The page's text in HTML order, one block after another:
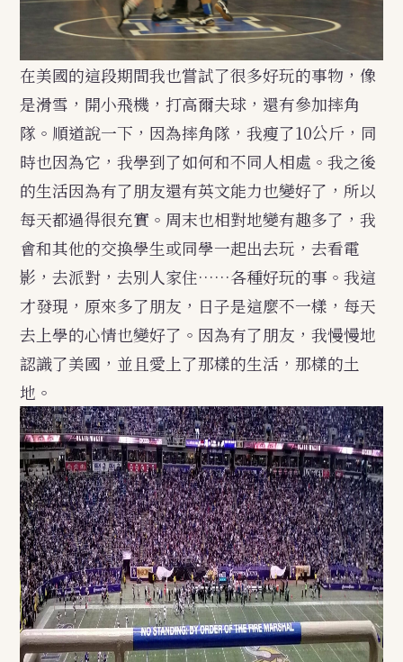
在美國的這段期間我也嘗試了很多好玩的事物，像
是滑雪，開小飛機，打高爾夫球，還有參加摔角
隊。順道說一下，因為摔角隊，我瘦了10公斤，同
時也因為它，我學到了如何和不同人相處。我之後
的生活因為有了朋友還有英文能力也變好了，所以
每天都過得很充實。周末也相對地變有趣多了，我
會和其他的交換學生或同學一起出去玩，去看電
影，去派對，去別人家住……各種好玩的事。我這
才發現，原來多了朋友，日子是這麼不一樣，每天
去上學的心情也變好了。因為有了朋友，我慢慢地
認識了美國，並且愛上了那樣的生活，那樣的土
地。